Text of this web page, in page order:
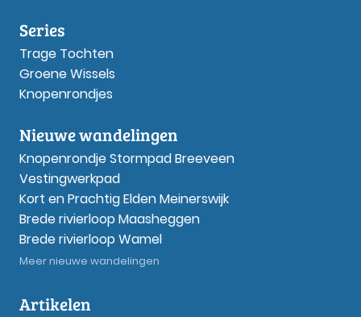
Series
Trage Tochten
Groene Wissels
Knopenrondjes
Nieuwe wandelingen
Knopenrondje Stormpad Breeveen
Vestingwerkpad
Kort en Prachtig Elden Meinerswijk
Brede rivierloop Maasheggen
Brede rivierloop Wamel
Meer nieuwe wandelingen
Artikelen